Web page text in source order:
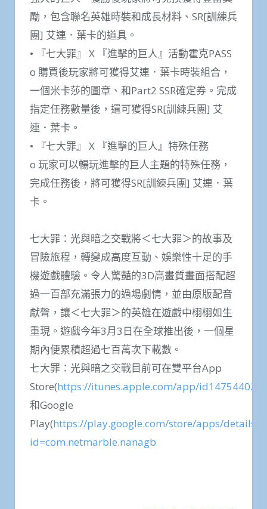
勵，包含聯名英雄時裝和成長材料、SR[訓練兵
團] 艾連．葉卡的道具。
• 『七大罪』 X 『進擊的巨人』活動霍克PASS
o 購買後玩家將可獲得艾連．葉卡時裝組合，
一個米卡莎的圖章、和Part2 SSR確定券。完成
指定任務數量後，還可獲得SR[訓練兵團] 艾
連．葉卡。
• 『七大罪』 X 『進擊的巨人』特殊任務
o 玩家可以暢玩進擊的巨人主題的特殊任務，
完成任務後，將可獲得SR[訓練兵團] 艾連．葉
卡。
七大罪：光與暗之交戰將＜七大罪＞的故事及
冒險旅程，轉變成高度互動、娛樂性十足的手
機遊戲體驗。令人驚豔的3D高畫質畫面搭配超
過一百部充滿張力的過場劇情，並由原版配音
獻聲，讓＜七大罪＞的英雄在遊戲中栩栩如生
重現。遊戲今年3月3日在全球推出後，一個星
期內便累積超過七百萬次下載數。
七大罪：光與暗之交戰目前可在雙平台App
Store(https://itunes.apple.com/app/
和Google
Play(https://play.google.com/store/apps/details?
id=com.netmarble.nanagb